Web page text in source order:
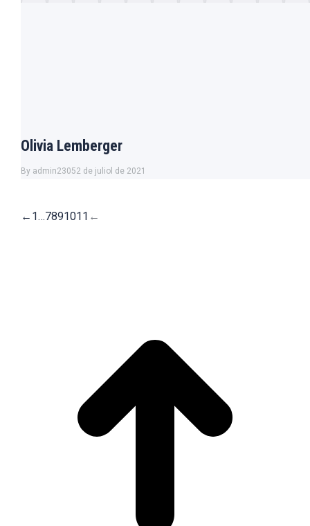
Olivia Lemberger
By admin23052 de juliol de 2021
← 1…7891011 ←